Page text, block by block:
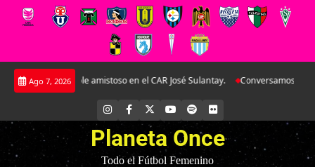
Saltar
Ago 7, 2026
en doble amistoso en el CAR José Sulantay. Conversamos en
INSTAGRAM
FACEBOOK YOUTUBE
SPOTIFYFLICKR
Planeta Once
Todo el Fútbol Femenino